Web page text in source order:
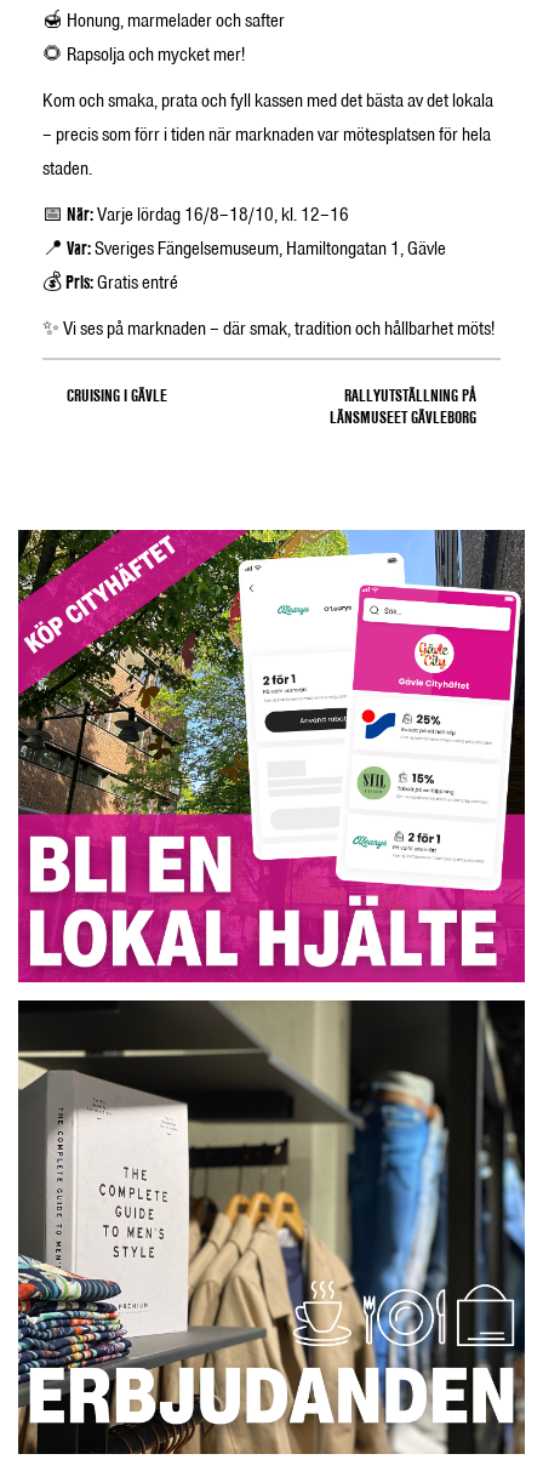
🍯 Honung, marmelader och safter
🌻 Rapsolja och mycket mer!
Kom och smaka, prata och fyll kassen med det bästa av det lokala
– precis som förr i tiden när marknaden var mötesplatsen för hela
staden.
📅 När:Varje lördag 16/8–18/10, kl. 12–16
📍 Var:Sveriges Fängelsemuseum, Hamiltongatan 1, Gävle
💰Pris:Gratis entré
✨ Vi ses på marknaden – där smak, tradition och hållbarhet möts!
CRUISING I GÄVLE
RALLYUTSTÄLLNING PÅ
LÄNSMUSEET GÄVLEBORG